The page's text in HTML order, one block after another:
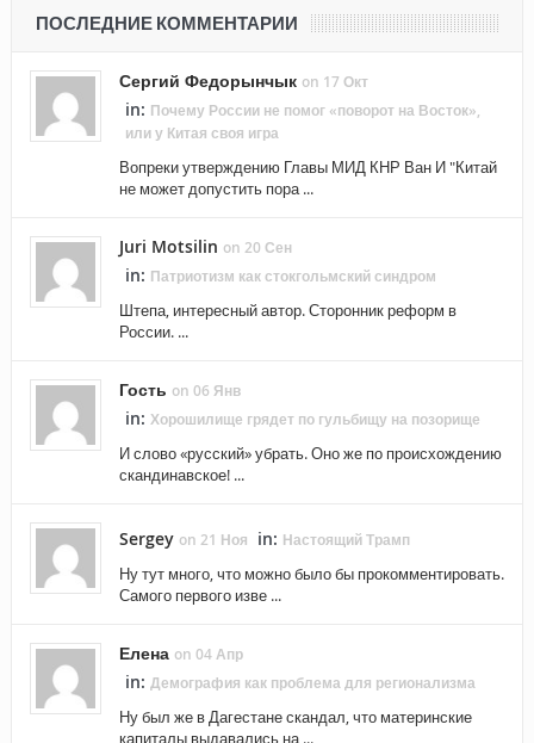
ПОСЛЕДНИЕ КОММЕНТАРИИ
Сергий Федорынчык on 17 Окт
in: Почему России не помог «поворот на Восток»,
или у Китая своя игра
Вопреки утверждению Главы МИД КНР Ван И "Китай
не может допустить пора ...
Juri Motsilin on 20 Сен
in: Патриотизм как стокгольмский синдром
Штепа, интересный автор. Сторонник реформ в
России. ...
Гость on 06 Янв
in: Хорошилище грядет по гульбищу на позорище
И слово «русский» убрать. Оно же по происхождению
скандинавское! ...
Sergey on 21 Ноя in: Настоящий Трамп
Ну тут много, что можно было бы прокомментировать.
Самого первого изве ...
Елена on 04 Апр
in: Демография как проблема для регионализма
Ну был же в Дагестане скандал, что материнские